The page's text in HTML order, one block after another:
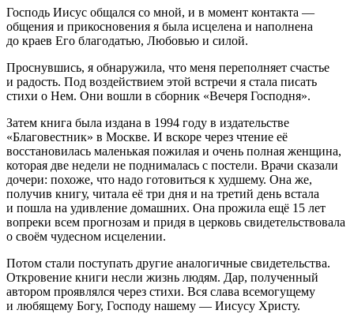
Господь Иисус общался со мной, и в момент контакта —
общения и прикосновения я была исцелена и наполнена
до краев Его благодатью, Любовью и силой.
Проснувшись, я обнаружила, что меня переполняет счастье
и радость. Под воздействием этой встречи я стала писать
стихи о Нем. Они вошли в сборник «Вечеря Господня».
Затем книга была издана в 1994 году в издательстве
«Благовестник» в Москве. И вскоре через чтение её
восстановилась маленькая пожилая и очень полная женщина,
которая две недели не поднималась с постели. Врачи сказали
дочери: похоже, что надо готовиться к худшему. Она же,
получив книгу, читала её три дня и на третий день встала
и пошла на удивление домашних. Она прожила ещё 15 лет
вопреки всем прогнозам и придя в церковь свидетельствовала
о своём чудесном исцелении.
Потом стали поступать другие аналогичные свидетельства.
Откровение книги несли жизнь людям. Дар, полученный
автором проявлялся через стихи. Вся слава всемогущему
и любящему Богу, Господу нашему — Иисусу Христу.